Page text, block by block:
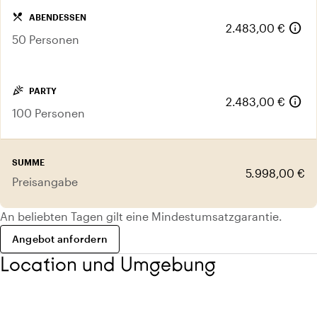
local_dining ABENDESSEN
50 Personen
2.483,00 € info
celebration PARTY
100 Personen
2.483,00 € info
SUMME
Preisangabe
5.998,00 €
An beliebten Tagen gilt eine Mindestumsatzgarantie.
Angebot anfordern
Location und Umgebung